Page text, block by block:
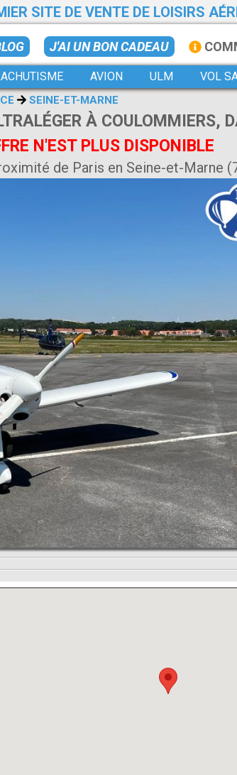
SITE DE VENTE DE LOISIRS
J'AI UN BON CADEAU
AVION ULM VOL
SEINE-ET-MARNE
À COULOMMIERS,
N'EST PLUS DISPONIBLE
de Paris en Seine-et-Marne